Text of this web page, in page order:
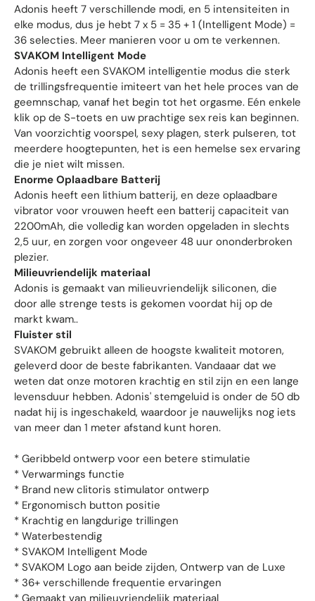
Adonis heeft 7 verschillende modi, en 5 intensiteiten in
elke modus, dus je hebt 7 x 5 = 35 + 1 (Intelligent Mode) =
36 selecties. Meer manieren voor u om te verkennen.
SVAKOM Intelligent Mode
Adonis heeft een SVAKOM intelligentie modus die sterk
de trillingsfrequentie imiteert van het hele proces van de
geemnschap, vanaf het begin tot het orgasme. Eén enkele
klik op de S-toets en uw prachtige sex reis kan beginnen.
Van voorzichtig voorspel, sexy plagen, sterk pulseren, tot
meerdere hoogtepunten, het is een hemelse sex ervaring
die je niet wilt missen.
Enorme Oplaadbare Batterij
Adonis heeft een lithium batterij, en deze oplaadbare
vibrator voor vrouwen heeft een batterij capaciteit van
2200mAh, die volledig kan worden opgeladen in slechts
2,5 uur, en zorgen voor ongeveer 48 uur ononderbroken
plezier.
Milieuvriendelijk materiaal
Adonis is gemaakt van milieuvriendelijk siliconen, die
door alle strenge tests is gekomen voordat hij op de
markt kwam..
Fluister stil
SVAKOM gebruikt alleen de hoogste kwaliteit motoren,
geleverd door de beste fabrikanten. Vandaaar dat we
weten dat onze motoren krachtig en stil zijn en een lange
levensduur hebben. Adonis' stemgeluid is onder de 50 db
nadat hij is ingeschakeld, waardoor je nauwelijks nog iets
van meer dan 1 meter afstand kunt horen.
* Geribbeld ontwerp voor een betere stimulatie
* Verwarmings functie
* Brand new clitoris stimulator ontwerp
* Ergonomisch button positie
* Krachtig en langdurige trillingen
* Waterbestendig
* SVAKOM Intelligent Mode
* SVAKOM Logo aan beide zijden, Ontwerp van de Luxe
* 36+ verschillende frequentie ervaringen